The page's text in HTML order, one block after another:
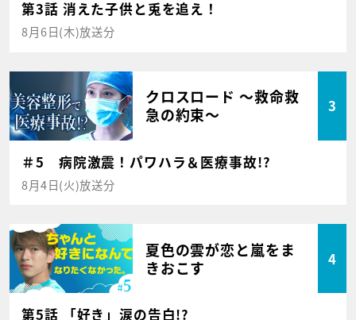
第3話 消えた子供と兎を追え！
8月6日(木)放送分
クロスロード ～救命救
急の約束～
3
＃5 病院激震！パワハラ＆医療事故!?
8月4日(火)放送分
夏色の雲が恋と嵐をま
きおこす
4
第5話 「好き」涙の告白!?